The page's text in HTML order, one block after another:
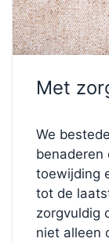
FL4 houten
stijlvolle poten
het ontwerp
model van
een strakke,
verfraait.
Ontwerp
Klaar om het
Met
We
benaderen
toewijding
tot de
zorgvuldig
niet alleen